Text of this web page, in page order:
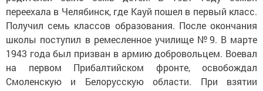
переехала в Челябинск, где Кауй пошел в первый класс.
Получил семь классов образования. После окончания
школы поступил в ремесленное училище №9. В марте
1943 года был призван в армию добровольцем. Воевал
на первом Прибалтийском фронте, освобождал
Смоленскую и Белорусскую области. При взятии